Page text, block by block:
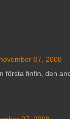
07, 2008
första finfin, den